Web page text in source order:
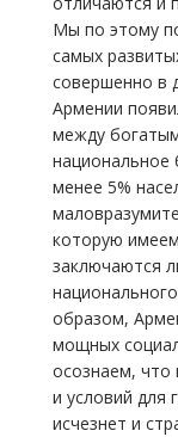
Мы по этому
самых
совершенно в
Армении
между
национальное
менее 5%
которую
заключаются
образом,
мощных
осознаем, что
и условий для
исчезнет и